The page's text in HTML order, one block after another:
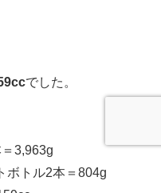
でした。
3,963g
ボトル2本＝804g